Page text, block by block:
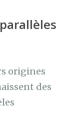
origines
des